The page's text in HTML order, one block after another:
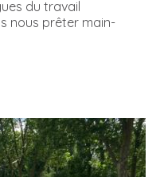
du travail
nous prêter main-